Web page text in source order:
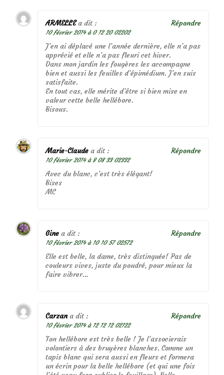
ARMELLE a dit :
10 février 2014 à 0 12 20 02202
J’en ai déplacé une l’année dernière, elle n’a pas
apprécié et elle n’a pas fleuri cet hiver.
Dans mon jardin les fougères les accompagne
bien et aussi les feuilles d’épimédium. J’en suis
satisfaite.
En tout cas, elle mérite d’être si bien mise en
valeur cette belle hellébore.
Bisous.
Répondre
Marie-Claude a dit :
10 février 2014 à 8 08 33 02332
Avec du blanc, c’est très élégant!
Bises
MC
Répondre
Gine a dit :
10 février 2014 à 10 10 57 02572
Elle est belle, la dame, très distinguée! Pas de
couleurs vives, juste du poudré, pour mieux la
faire vibrer…
Répondre
Carzan a dit :
10 février 2014 à 12 12 12 02122
Ton hellébore est très belle ! Je l’associerais
volontiers à des bruyères blanches. Comme un
tapis blanc qui sera aussi en fleurs et formera
un écrin pour la belle hellébore (et qui une fois
Répondre